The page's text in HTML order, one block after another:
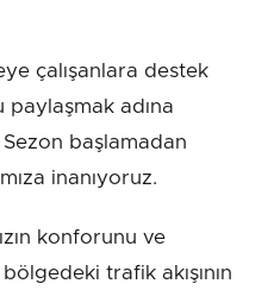
çalışanlara destek
adına
Sezon başlamadan
inanıyoruz.
konforunu ve
trafik akışının